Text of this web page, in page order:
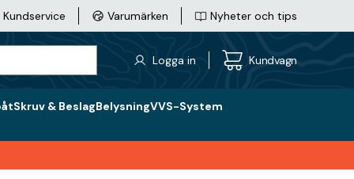
Kundservice Varumärken Nyheter och tips
Logga in Kundvagn
Skruv & BeslagBelysningVVS-System